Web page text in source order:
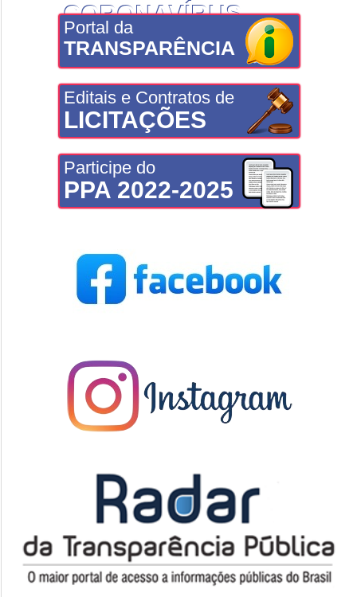
CORONAVÍRUS
Portal da
TRANSPARÊNCIA
Editais e Contratos de
LICITAÇÕES
Participe do
PPA 2022-2025